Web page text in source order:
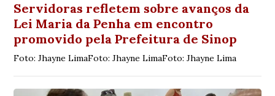
Servidoras refletem sobre avanços da
Lei Maria da Penha em encontro
promovido pela Prefeitura de Sinop
Foto: Jhayne LimaFoto: Jhayne LimaFoto: Jhayne Lima